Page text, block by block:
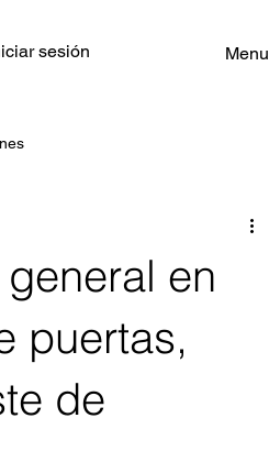
sesión Menu
en
puertas,
de